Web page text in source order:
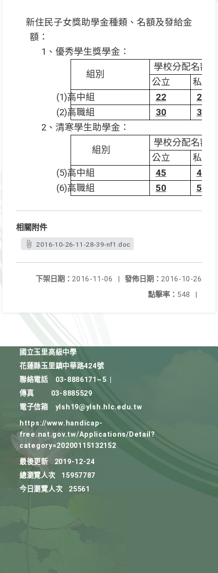
新住民子女獎助學金種類、名額及發給金
額：
1 、優秀學生獎學金：
組別
學校分配名額
公立
私立
(1)高中組 22
22
(2)高職組 30
30
2、清寒學生助學金：
組別
學校分配名額
公立
私立
(5)高中組 45
45
(6)高職組 50 50
相關附件
2016-10-26-11-28-39-nf1.doc
發佈日期： 2016-10-26
下架日期： 2016-11-06
|
點擊率： 548 |
國立玉里高級中學
花蓮縣玉里鎮中華路424號
聯絡電話
03-8886171~5
傳真
03-8885529
電子信箱
ylsh19@ylsh.hlc.edu.tw
https://www.handicap-
free.nat.gov.tw/Applications/Detail?
category=20200115132152
最後更新
2019-12-24
總瀏覽人次
15957787
今日瀏覽人次
25561